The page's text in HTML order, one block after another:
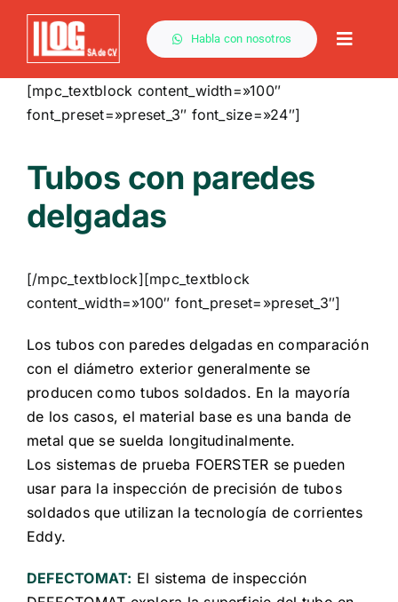
Saltar
contenido
Habla con nosotros
Toggle
[mpc_textblock content_width=»100″
font_preset=»preset_3″ font_size=»24″]
Tubos con paredes
delgadas
[/mpc_textblock][mpc_textblock
content_width=»100″ font_preset=»preset_3″]
Los tubos con paredes delgadas en comparación
con el diámetro exterior generalmente se
producen como tubos soldados. En la mayoría
de los casos, el material base es una banda de
metal que se suelda longitudinalmente.
Los sistemas de prueba FOERSTER se pueden
usar para la inspección de precisión de tubos
soldados que utilizan la tecnología de corrientes
Eddy.
DEFECTOMAT: El sistema de inspección